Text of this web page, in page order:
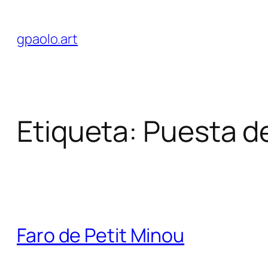
contenido
gpaolo.art
Etiqueta: Puesta
Faro de Petit Minou